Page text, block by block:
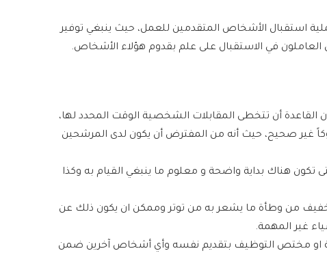
استقبال الأشخاص المتقدمين للعمل، حيث ينبغي توفير
في الاستقبال على علم بقدوم هؤلاء الأشخاص.
أن القاعدة أن تتخطى المقابلات الشخصية الوقت المحدد لها،
غير صحيح، حيث أنه من المفترض أن يكون لدى المرشحين
تكون هناك بداية واضحة و معلوم ما ينبغي القيام به وكذا
من وطأة ما يشعر به من توتر وممكن ان يكون ذلك عن
غير المهمة.
او مختص التوظيف بتقديم نفسه وأي أشخاص آخرين ضمن